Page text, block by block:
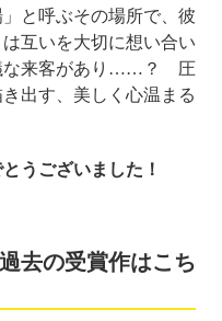
と呼ぶその場所で、彼
互いを大切に想い合い
な来客があり……？ 圧
出す、美しく心温まる
うございました！
去の受賞作はこち